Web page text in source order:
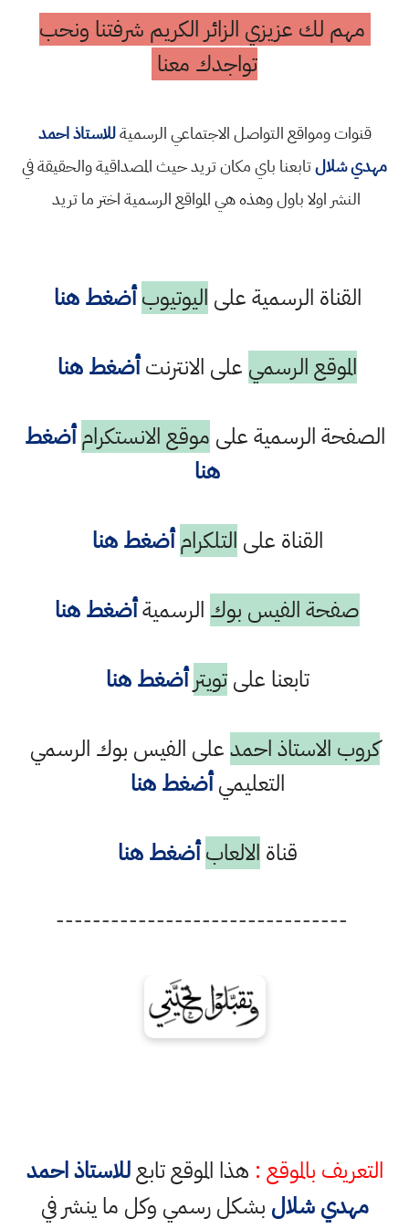
مهم لك عزيزي الزائر الكريم شرفتنا ونحب
تواجدك معنا
قنوات ومواقع التواصل الاجتماعي الرسميةللاستاذ احمد
مهدي شلالتابعنا باي مكان تريد حيث المصداقية والحقيقة في
النشر اولا باول وهذه هي المواقع الرسمية اختر ما تريد
القناة الرسمية على اليوتيوب أضغط هنا
الموقع الرسمي على الانترنتأضغط هنا
الصفحة الرسمية على موقع الانستكرام أضغط
هنا
القناة على التلكرام أضغط هنا
صفحة الفيس بوك الرسميةأضغط هنا
تابعنا علىتويتر أضغط هنا
كروب الاستاذ احمدعلى الفيس بوك الرسمي
التعليميأضغط هنا
قناة الالعاب أضغط هنا
--------------------------------
التعريف بالموقع : هذا الموقع تابعللاستاذ احمد
مهدي شلال بشكل رسمي وكل ما ينشر في